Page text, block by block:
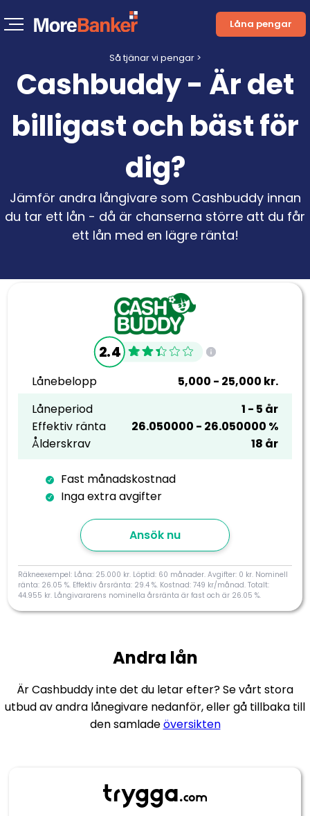
Låna pengar
Så tjänar vi pengar >
Cashbuddy - Är det
billigast och bäst för
dig?
Jämför andra långivare som Cashbuddy innan
du tar ett lån - då är chanserna större att du får
ett lån med en lägre ränta!
2.4
Lånebelopp
5,000 - 25,000 kr.
Låneperiod
1 - 5 år
Effektiv ränta
26.050000 - 26.050000 %
Ålderskrav
18 år
Fast månadskostnad
Inga extra avgifter
Ansök nu
Räkneexempel: Låna: 25.000 kr. Löptid: 60 månader. Avgifter: 0 kr. Nominell
ränta: 26.05 %. Effektiv årsränta: 29.4 %. Kostnad: 749 kr/månad. Totalt:
44.955 kr. Långivararens nominella årsränta är fast och är 26.05 %.
Andra lån
Är Cashbuddy inte det du letar efter? Se vårt stora
utbud av andra lånegivare nedanför, eller gå tillbaka till
den samladeöversikten